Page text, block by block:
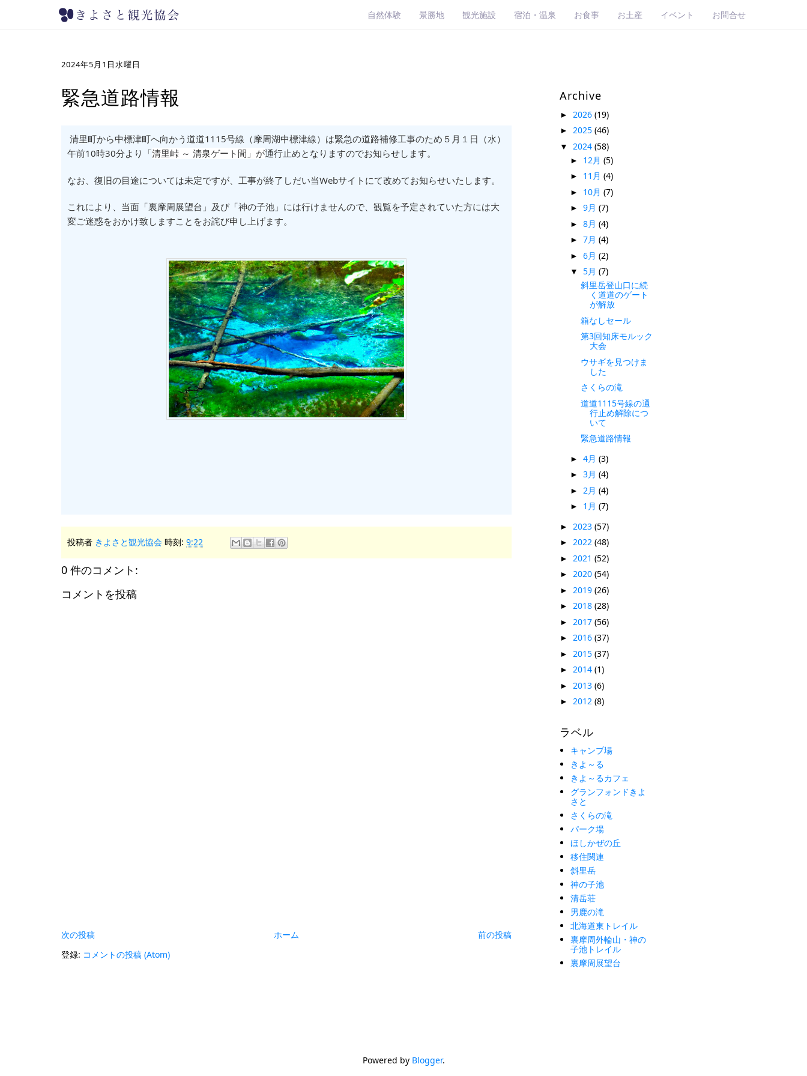
自然体験 景勝地 観光施設 宿泊・温泉 お食事 お土産 イベント お問合せ
2024年5月1日水曜日
緊急道路情報
清里町から中標津町へ向かう道道1115号線（摩周湖中標津線）は緊急の道路補修工事のため５月１日（水）
午前10時30分より 「清里峠 ～ 清泉ゲート間」が通行止めとなりますのでお知らせします。
なお、復旧の目途については未定ですが、工事が終了しだい当Webサイトにて改めてお知らせいたします。
これにより、当面「裏摩周展望台」及び「神の子池」には行けませんので、観覧を予定されていた方には大
変ご迷惑をおかけ致しますことをお詫び申し上げます。
投稿者 きよさと観光協会 時刻: 9:22
0 件のコメント:
コメントを投稿
次の投稿 前の投稿
ホーム
登録: コメントの投稿 (Atom)
Archive
► 2026 (19)
► 2025 (46)
▼ 2024 (58)
► 12月 (5)
► 11月 (4)
► 10月 (7)
► 9月 (7)
► 8月 (4)
► 7月 (4)
► 6月 (2)
▼ 5月 (7)
斜里岳登山口に続
く道道のゲート
が解放
箱なしセール
第3回知床モルック
大会
ウサギを見つけま
した
さくらの滝
道道1115号線の通
行止め解除につ
いて
緊急道路情報
► 4月 (3)
► 3月 (4)
► 2月 (4)
► 1月 (7)
► 2023 (57)
► 2022 (48)
► 2021 (52)
► 2020 (54)
► 2019 (26)
► 2018 (28)
► 2017 (56)
► 2016 (37)
► 2015 (37)
► 2014 (1)
► 2013 (6)
► 2012 (8)
ラベル
キャンプ場
きよ～る
きよ～るカフェ
グランフォンドきよ
さと
さくらの滝
パーク場
ほしかぜの丘
移住関連
斜里岳
神の子池
清岳荘
男鹿の滝
北海道東トレイル
裏摩周外輪山・神の
子池トレイル
裏摩周展望台
Powered by Blogger.